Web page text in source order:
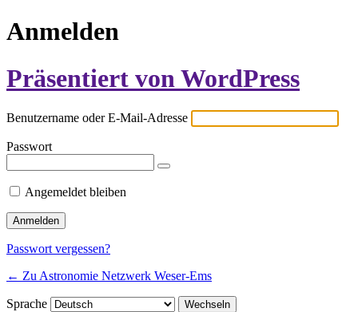
Anmelden
Präsentiert von WordPress
Benutzername oder E-Mail-Adresse
Passwort
Angemeldet bleiben
Passwort vergessen?
← Zu Astronomie Netzwerk Weser-Ems
Sprache